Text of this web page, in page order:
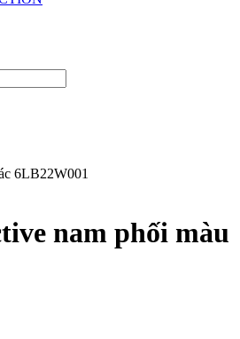
6LB22W001
nam phối màu